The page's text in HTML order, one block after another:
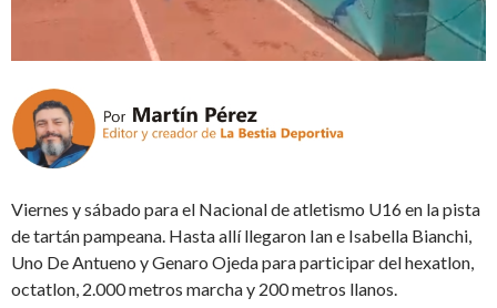
Viernes y sábado para el Nacional de atletismo U16 en la pista
de tartán pampeana. Hasta allí llegaron Ian e Isabella Bianchi,
Uno De Antueno y Genaro Ojeda para participar del hexatlon,
octatlon, 2.000 metros marcha y 200 metros llanos.